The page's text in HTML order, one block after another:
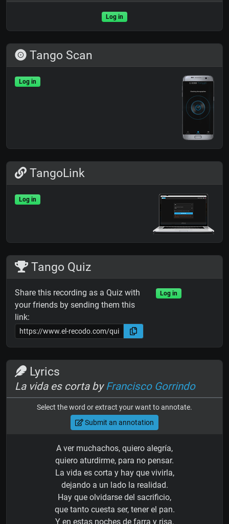
Log in
Tango Scan
Log in
TangoLink
Log in
Tango Quiz
Share this recording as a Quiz with
your friends by sending them this
link:
Log in
Lyrics
La vida es corta byFrancisco Gorrindo
Select the word or extract your want to annotate.
Submit an annotation
A ver muchachos, quiero alegría,
quiero aturdirme, para no pensar.
La vida es corta y hay que vivirla,
dejando a un lado la realidad.
Hay que olvidarse del sacrificio,
que tanto cuesta ser, tener el pan.
Y en estas noches de farra y risa,